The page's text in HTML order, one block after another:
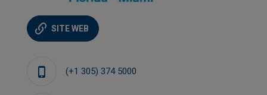
SITE WEB
(+1 305) 374 5000